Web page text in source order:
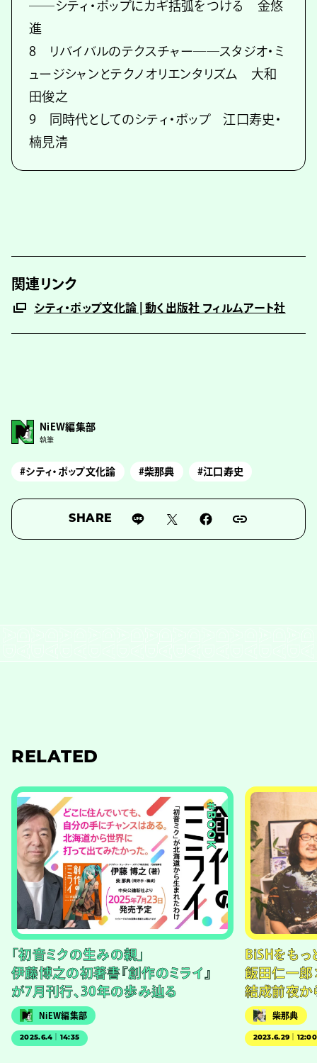
──シティ・ポップにカギ括弧をつける 金悠
進
8 リバイバルのテクスチャー──スタジオ・ミ
ュージシャンとテクノオリエンタリズム 大和
田俊之
9 同時代としてのシティ・ポップ 江口寿史・
楠見清
関連リンク
シティ・ポップ文化論 | 動く出版社 フィルムアート社
NiEW編集部
執筆
#シティ・ポップ文化論 #柴那典 #江口寿史
SHARE
RELATED
#BOOK
「初音ミクの生みの親」
伊藤博之の初著書『創作のミライ』
が7月刊行、30年の歩み辿る
NiEW編集部
2025.6.4｜14:35
BiSHをもっ
飯田仁一郎
結成前夜か
柴那典
2023.6.29｜12:00